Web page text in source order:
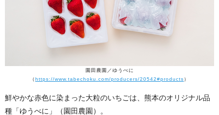
園田農園／ゆうべに
（https://www.tabechoku.com/producers/20542#products）
鮮やかな赤色に染まった大粒のいちごは、熊本のオリジナル品
種「ゆうべに」（園田農園）。